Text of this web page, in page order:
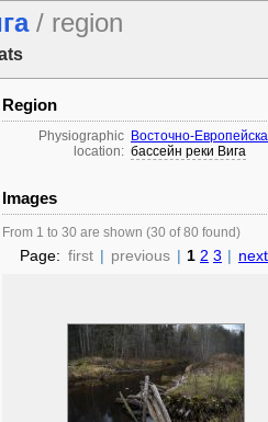
/ region
Region
Physiographic
location:
Восточно-
бассейн реки Вига
Images
From 1 to 30 are shown (30 of 80 found)
Page: first | previous | 1 2 3 | next